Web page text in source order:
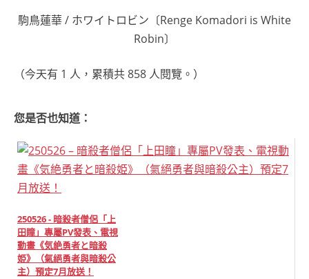
駒鳥蓮華 / ホワイトロビン〔Renge Komadori is White
Robin〕
（今天有 1 人，累積共 858 人閱覽。）
您是否也知道：
250526 - 暗殺者僧侶「上
田瞳」專屬PV發表、電視
動畫《気絶勇者と暗殺
姫》（氣絕勇者與暗殺公
主）預定7月放送！